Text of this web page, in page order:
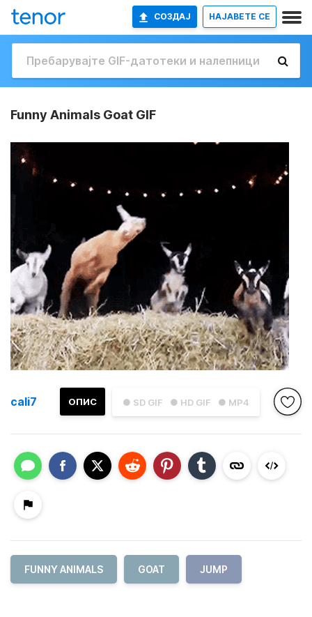
СОЗДАЈ НАЈАВETE СЕ
Funny Animals Goat GIF
● SD GIF ● HD GIF ● MP4
ОПИС
cali7
FUNNY ANIMALS GOAT JUMP